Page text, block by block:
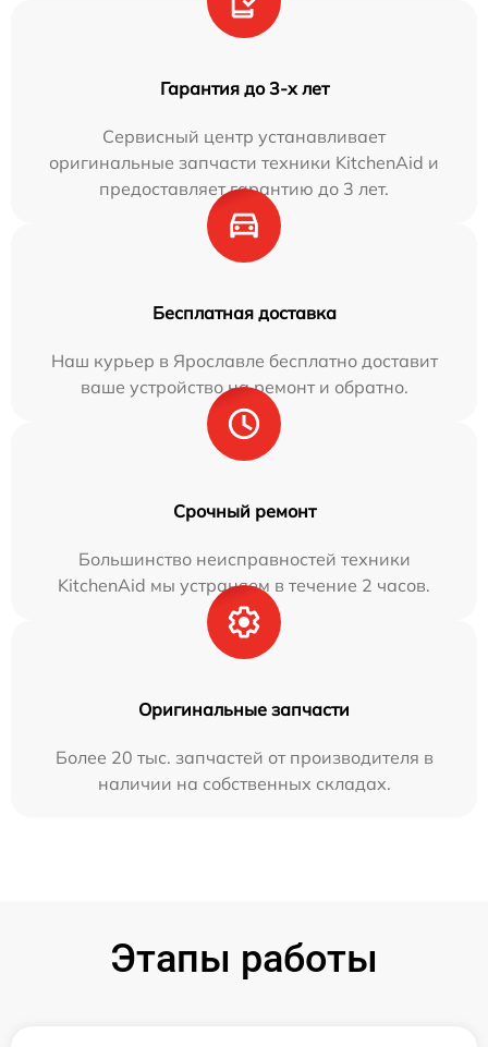
Гарантия до 3-х лет
Сервисный центр устанавливает
оригинальные запчасти техники KitchenAid и
предоставляет гарантию до 3 лет.
Бесплатная доставка
Наш курьер в Ярославле бесплатно доставит
ваше устройство на ремонт и обратно.
Срочный ремонт
Большинство неисправностей техники
KitchenAid мы устраняем в течение 2 часов.
Оригинальные запчасти
Более 20 тыс. запчастей от производителя в
наличии на собственных складах.
Этапы работы